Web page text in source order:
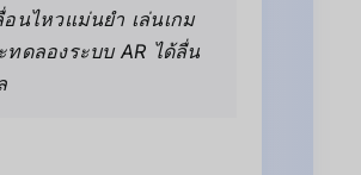
อนไหวแม่นยำ เล่นเกม
ทดลองระบบ AR ได้ลื่น